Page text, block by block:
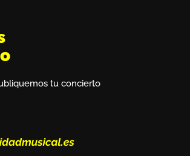
tu concierto